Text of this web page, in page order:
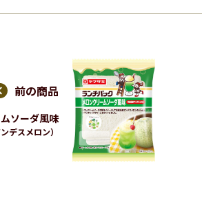
前の商品
ソーダ風味
デスメロン）